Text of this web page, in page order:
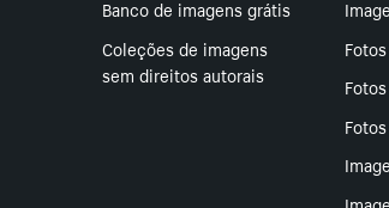
Banco de imagens grátis
Coleções de imagens
sem direitos autorais